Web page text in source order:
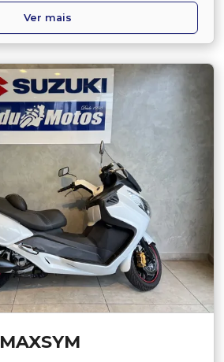
Ver mais
MAXSYM